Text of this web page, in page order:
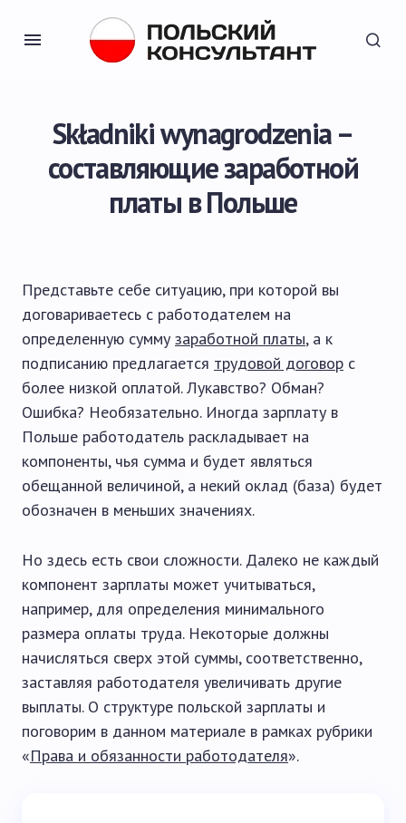
Składniki wynagrodzenia –
составляющие заработной
платы в Польше
Представьте себе ситуацию, при которой вы
договариваетесь с работодателем на
определенную сумму заработной платы, а к
подписанию предлагается трудовой договор с
более низкой оплатой. Лукавство? Обман?
Ошибка? Необязательно. Иногда зарплату в
Польше работодатель раскладывает на
компоненты, чья сумма и будет являться
обещанной величиной, а некий оклад (база) будет
обозначен в меньших значениях.
Но здесь есть свои сложности. Далеко не каждый
компонент зарплаты может учитываться,
например, для определения минимального
размера оплаты труда. Некоторые должны
начисляться сверх этой суммы, соответственно,
заставляя работодателя увеличивать другие
выплаты. О структуре польской зарплаты и
поговорим в данном материале в рамках рубрики
«Права и обязанности работодателя».